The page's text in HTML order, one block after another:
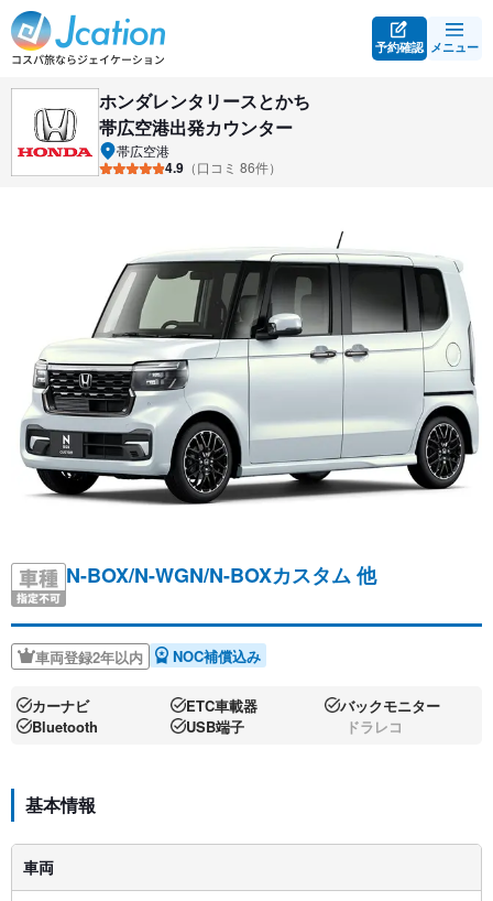
予約確認 メニュー
ホンダレンタリースとかち
帯広空港出発カウンター
帯広空港
4.9 （口コミ 86件）
N-BOX/N-WGN/N-BOXカスタム 他
車両登録2年以内 NOC補償込み
カーナビ ETC車載器
バックモニター
Bluetooth
USB端子 ドラレコ
基本情報
車両